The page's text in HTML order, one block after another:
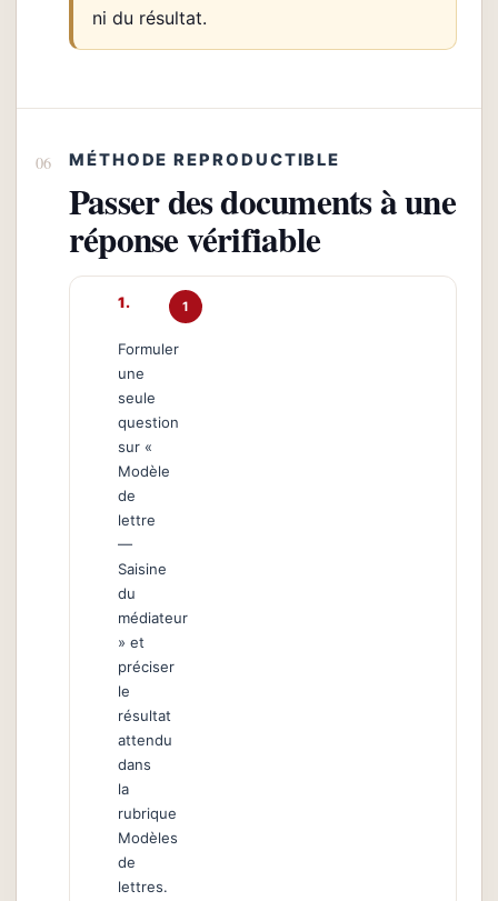
ni du résultat.
MÉTHODE REPRODUCTIBLE
Passer des documents à une
réponse vérifiable
1
Formuler
une
seule
question
sur «
Modèle
de
lettre
—
Saisine
du
médiateur
» et
préciser
le
résultat
attendu
dans
la
rubrique
Modèles
de
lettres.